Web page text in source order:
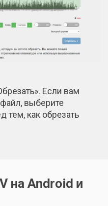
Если вам
выберите
тем, как обрезать
на Android и